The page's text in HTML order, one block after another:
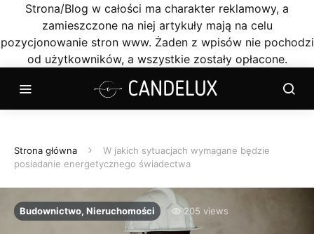
Strona/Blog w całości ma charakter reklamowy, a
zamieszczone na niej artykuły mają na celu
pozycjonowanie stron www. Żaden z wpisów nie pochodzi
od użytkowników, a wszystkie zostały opłacone.
Strona główna
W jakich sytuacjach wymagane będzie
posiadanie energetycznego świadectwa
Budownictwo, Nieruchomości 205 views